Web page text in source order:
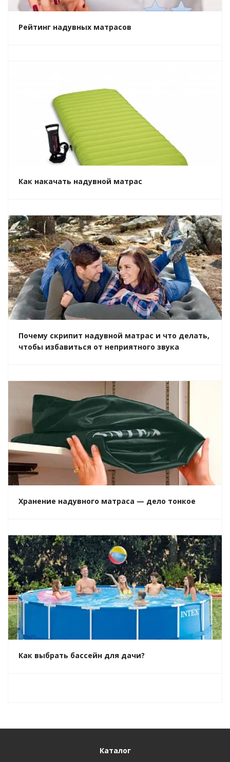
Рейтинг надувных матрасов
Как накачать надувной матрас
Почему скрипит надувной матрас и что делать,
чтобы избавиться от неприятного звука
Хранение надувного матраса — дело тонкое
Как выбрать бассейн для дачи?
Каталог